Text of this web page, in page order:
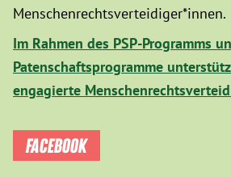
Menschenrechtsverteidiger*innen.
Im Rahmen des PSP-Programms
Patenschaftsprogramme
engagierte
FACEBOOK